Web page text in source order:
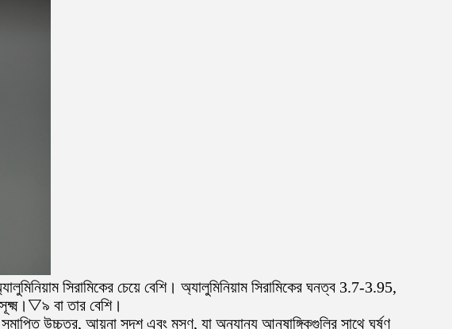
সিরামিকের চেয়ে বেশি। অ্যালুমিনিয়াম সিরামিকের ঘনত্ব 3.7-3.95,
▽৯ বা তার বেশি।
উচ্চতর, আয়না সদৃশ এবং মসৃণ, যা অন্যান্য আনুষাঙ্গিকগুলির সাথে ঘর্ষণ